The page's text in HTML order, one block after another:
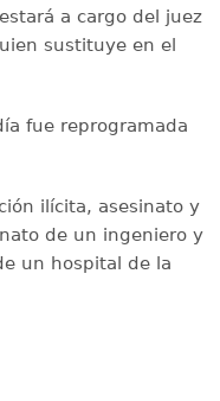
a cargo del juez
sustituye en el
fue reprogramada
ilícita, asesinato y
de un ingeniero y
un hospital de la